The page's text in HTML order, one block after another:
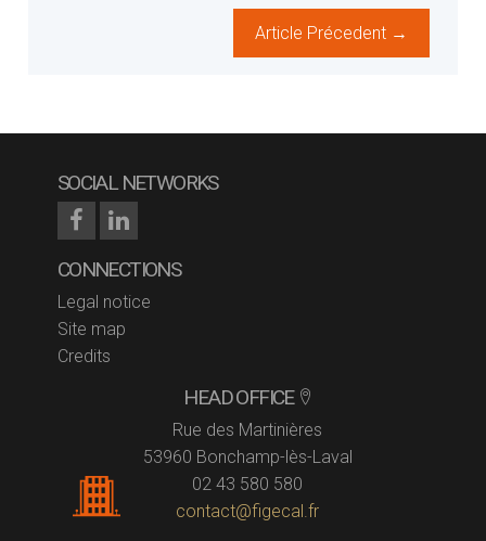
Article Précedent →
SOCIAL NETWORKS
CONNECTIONS
Legal notice
Site map
Credits
HEAD OFFICE
Rue des Martinières
53960 Bonchamp-lès-Laval
02 43 580 580
contact@figecal.fr